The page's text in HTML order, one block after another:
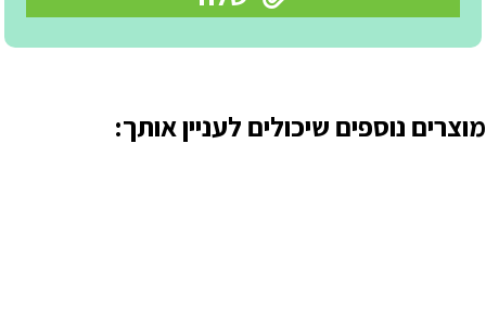
מוצרים נוספים שיכולים לעניין אותך: